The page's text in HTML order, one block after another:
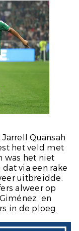
Quansah
het veld met
was het niet
via een rake
uitbreidde.
alweer op
en
in de ploeg.